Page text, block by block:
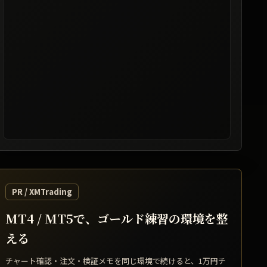
レート提供: TradingView / 表示は遅延する場合があります
PR / XMTrading
MT4 / MT5で、ゴールド練習の環境を整
える
チャート確認・注文・検証メモを同じ環境で続けると、1万円チ